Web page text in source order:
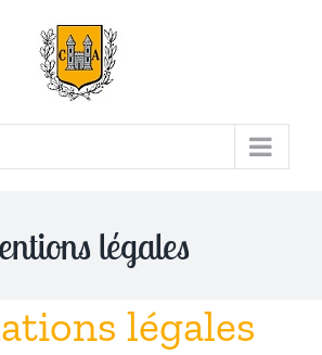
légales
légales